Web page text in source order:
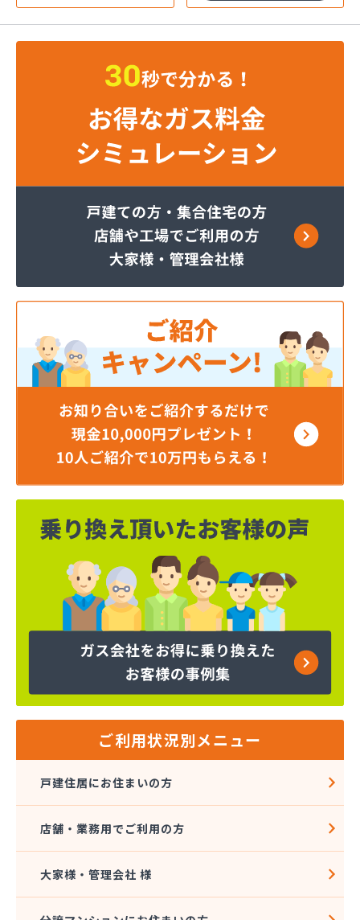
ご利用状況別メニュー
戸建住居にお住まいの方
店舗・業務用でご利用の方
大家様・管理会社 様